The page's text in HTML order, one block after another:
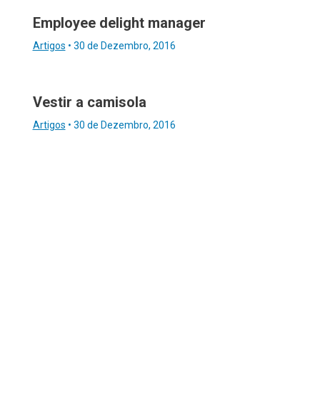
Employee delight manager
Artigos • 30 de Dezembro, 2016
Vestir a camisola
Artigos • 30 de Dezembro, 2016